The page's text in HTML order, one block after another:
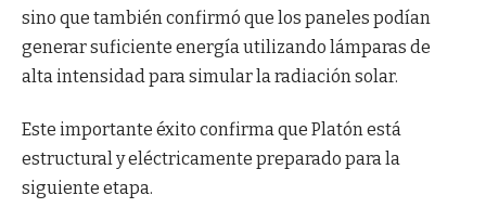
sino que también confirmó que los paneles podían
generar suficiente energía utilizando lámparas de
alta intensidad para simular la radiación solar.
Este importante éxito confirma que Platón está
estructural y eléctricamente preparado para la
siguiente etapa.